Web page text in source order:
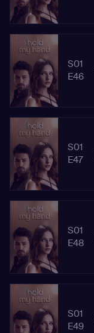
S01
E46
S01
E47
S01
E48
S01
E49